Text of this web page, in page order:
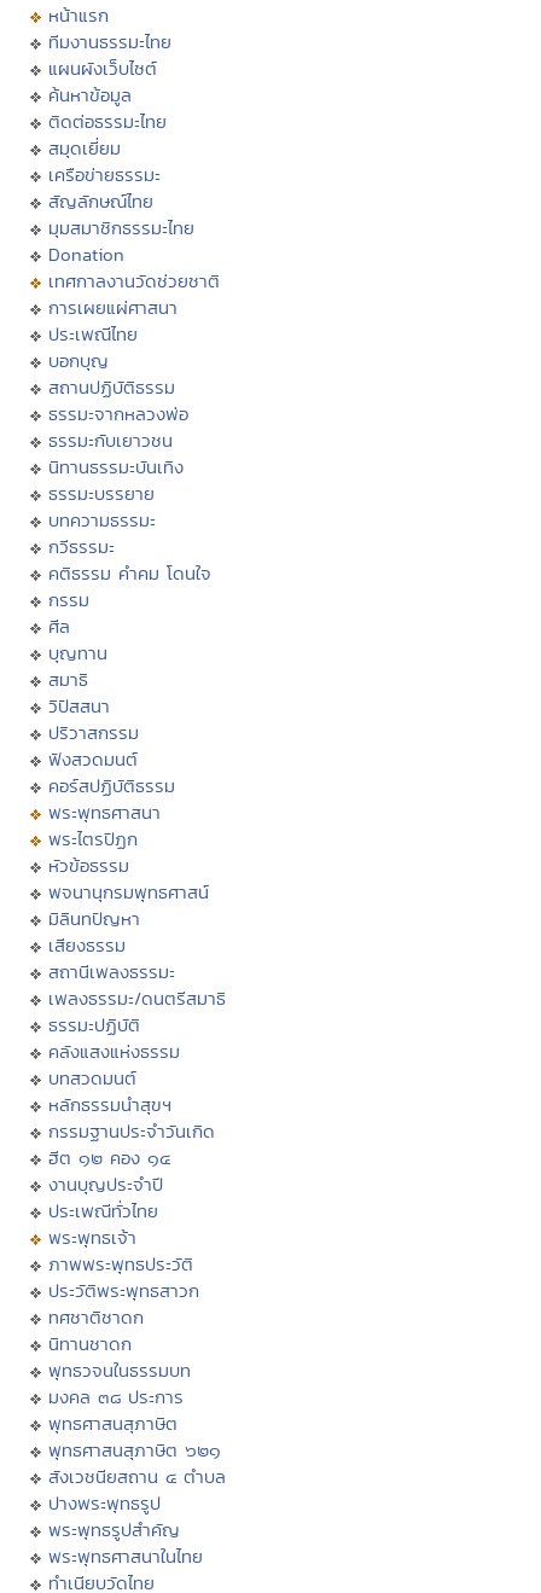
หน้าแรก
ทีมงานธรรมะไทย
แผนผังเว็บไซต์
ค้นหาข้อมูล
ติดต่อธรรมะไทย
สมุดเยี่ยม
เครือข่ายธรรมะ
สัญลักษณ์ไทย
มุมสมาชิกธรรมะไทย
Donation
เทศกาลงานวัดช่วยชาติ
การเผยแผ่ศาสนา
ประเพณีไทย
บอกบุญ
สถานปฏิบัติธรรม
ธรรมะจากหลวงพ่อ
ธรรมะกับเยาวชน
นิทานธรรมะบันเทิง
ธรรมะบรรยาย
บทความธรรมะ
กวีธรรมะ
คติธรรม คำคม โดนใจ
กรรม
ศีล
บุญทาน
สมาธิ
วิปัสสนา
ปริวาสกรรม
ฟังสวดมนต์
คอร์สปฏิบัติธรรม
พระพุทธศาสนา
พระไตรปิฏก
หัวข้อธรรม
พจนานุกรมพุทธศาสน์
มิลินทปัญหา
เสียงธรรม
สถานีเพลงธรรมะ
เพลงธรรมะ/ดนตรีสมาธิ
ธรรมะปฏิบัติ
คลังแสงแห่งธรรม
บทสวดมนต์
หลักธรรมนำสุขฯ
กรรมฐานประจำวันเกิด
ฮีต ๑๒ คอง ๑๔
งานบุญประจำปี
ประเพณีทั่วไทย
พระพุทธเจ้า
ภาพพระพุทธประวัติ
ประวัติพระพุทธสาวก
ทศชาติชาดก
นิทานชาดก
พุทธวจนในธรรมบท
มงคล ๓๘ ประการ
พุทธศาสนสุภาษิต
พุทธศาสนสุภาษิต ๖๒๑
สังเวชนียสถาน ๔ ตำบล
ปางพระพุทธรูป
พระพุทธรูปสำคัญ
พระพุทธศาสนาในไทย
ทำเนียบวัดไทย